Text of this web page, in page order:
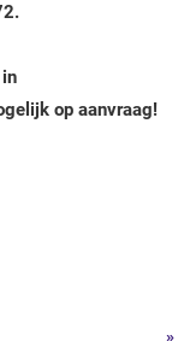
op aanvraag!
»